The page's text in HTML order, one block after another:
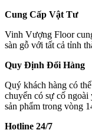
Cung Cấp Vật Tư
Vinh Vượng Floor
sàn gỗ với tất cả tỉnh
Quy Định Đổi Hàng
Quý khách hàng có
chuyển có sự cố
sản phẩm trong vòng
Hotline 24/7